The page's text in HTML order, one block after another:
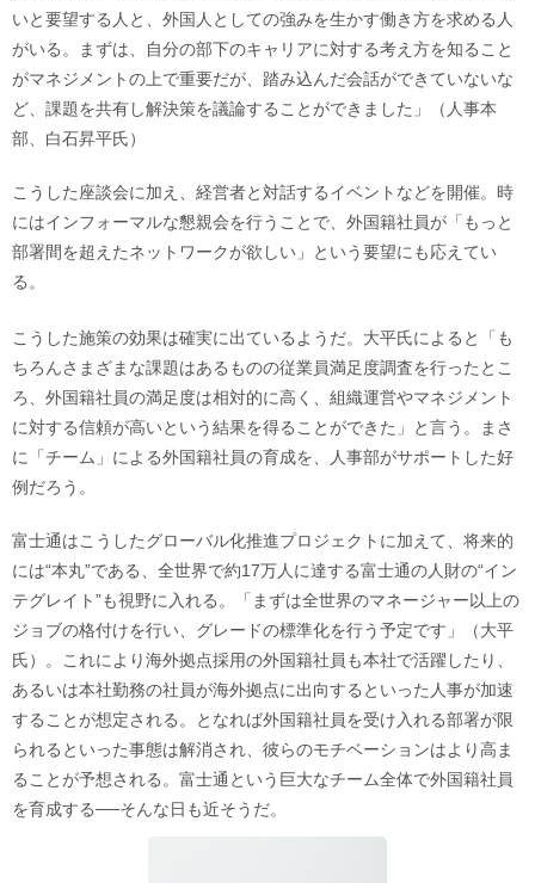
いと要望する人と、外国人としての強みを生かす働き方を求める人
がいる。まずは、自分の部下のキャリアに対する考え方を知ること
がマネジメントの上で重要だが、踏み込んだ会話ができていないな
ど、課題を共有し解決策を議論することができました」（人事本
部、白石昇平氏）
こうした座談会に加え、経営者と対話するイベントなどを開催。時
にはインフォーマルな懇親会を行うことで、外国籍社員が「もっと
部署間を超えたネットワークが欲しい」という要望にも応えてい
る。
こうした施策の効果は確実に出ているようだ。大平氏によると「も
ちろんさまざまな課題はあるものの従業員満足度調査を行ったとこ
ろ、外国籍社員の満足度は相対的に高く、組織運営やマネジメント
に対する信頼が高いという結果を得ることができた」と言う。まさ
に「チーム」による外国籍社員の育成を、人事部がサポートした好
例だろう。
富士通はこうしたグローバル化推進プロジェクトに加えて、将来的
には“本丸”である、全世界で約17万人に達する富士通の人財の“イン
テグレイト”も視野に入れる。「まずは全世界のマネージャー以上の
ジョブの格付けを行い、グレードの標準化を行う予定です」（大平
氏）。これにより海外拠点採用の外国籍社員も本社で活躍したり、
あるいは本社勤務の社員が海外拠点に出向するといった人事が加速
することが想定される。となれば外国籍社員を受け入れる部署が限
られるといった事態は解消され、彼らのモチベーションはより高ま
ることが予想される。富士通という巨大なチーム全体で外国籍社員
を育成する──そんな日も近そうだ。